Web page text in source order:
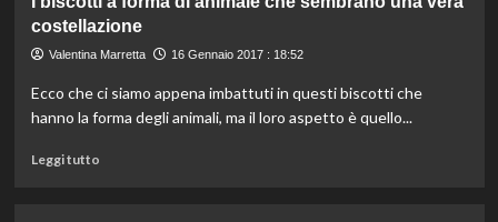
Aragoste
vive
in
ora
è
reato
costellazione
Valentina Marretta 16 Gennaio 2017 : 18:52
Ecco che ci siamo appena imbattuti in questi biscotti che
hanno la forma degli animali, ma il loro aspetto è quello...
Leggi tuttoLeggi